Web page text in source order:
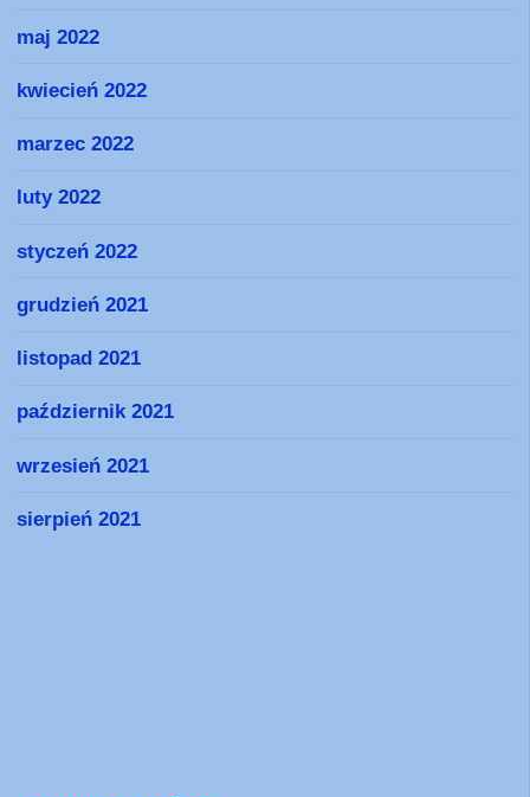
maj 2022
kwiecień 2022
marzec 2022
luty 2022
styczeń 2022
grudzień 2021
listopad 2021
październik 2021
wrzesień 2021
sierpień 2021